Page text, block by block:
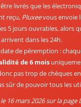
livrés que les
reçu, Pluxeevous envoie
5 jours ouvrables, alors
dans les 24h.
de péremption :
de 6 mois
pas trop de chèques
sûr de pouvoir tous les
16 mars 2026 sur la page